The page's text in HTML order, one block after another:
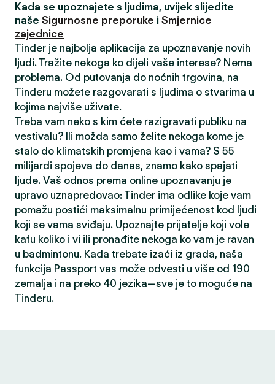
Kada se upoznajete s ljudima, uvijek slijedite
naše Sigurnosne preporuke i Smjernice
zajednice
Tinder je najbolja aplikacija za upoznavanje novih
ljudi. Tražite nekoga ko dijeli vaše interese? Nema
problema. Od putovanja do noćnih trgovina, na
Tinderu možete razgovarati s ljudima o stvarima u
kojima najviše uživate.
Treba vam neko s kim ćete razigravati publiku na
vestivalu? Ili možda samo želite nekoga kome je
stalo do klimatskih promjena kao i vama? S 55
milijardi spojeva do danas, znamo kako spajati
ljude. Vaš odnos prema online upoznavanju je
upravo uznapredovao: Tinder ima odlike koje vam
pomažu postići maksimalnu primijećenost kod ljudi
koji se vama sviđaju. Upoznajte prijatelje koji vole
kafu koliko i vi ili pronađite nekoga ko vam je ravan
u badmintonu. Kada trebate izaći iz grada, naša
funkcija Passport vas može odvesti u više od 190
zemalja i na preko 40 jezika—sve je to moguće na
Tinderu.